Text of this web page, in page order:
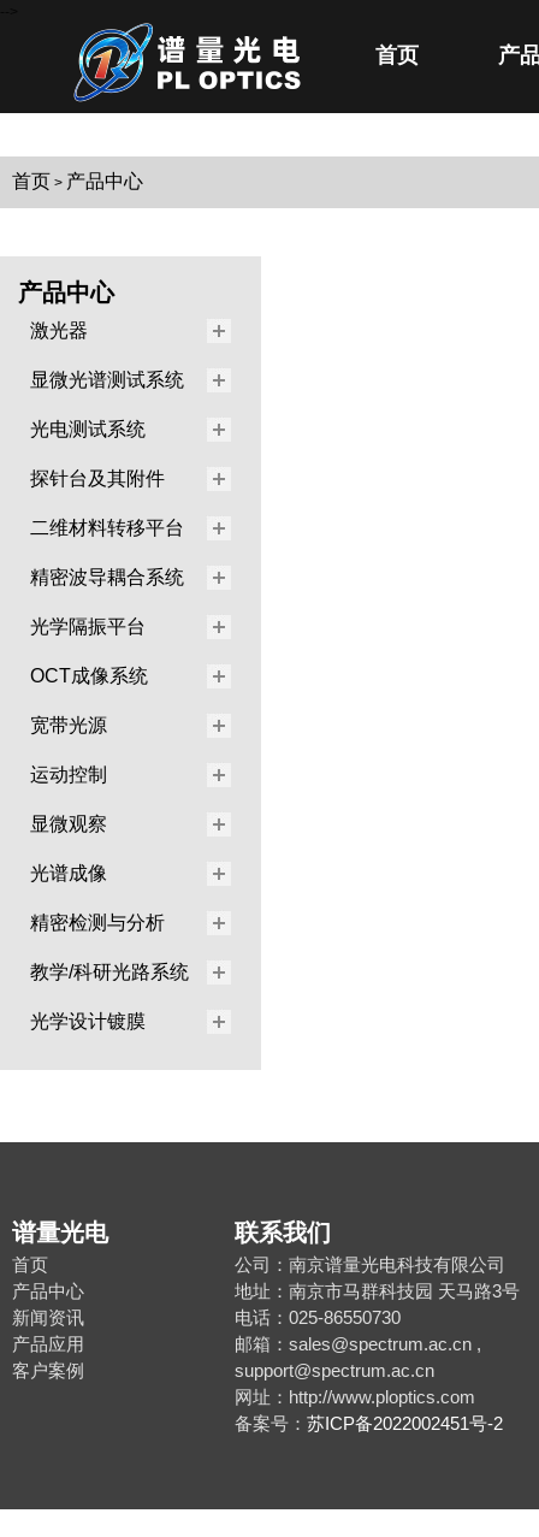
首页 产
首页 > 产品中心
产品中心
激光器
显微光谱测试系统
光电测试系统
探针台及其附件
二维材料转移平台
精密波导耦合系统
光学隔振平台
OCT成像系统
宽带光源
运动控制
显微观察
光谱成像
精密检测与分析
教学/科研光路系统
光学设计镀膜
谱量光电
首页
产品中心
新闻资讯
产品应用
客户案例
联系我们
公司：南京谱量光电科技有限公司
地址：南京市马群科技园 天马路3号
电话：025-86550730
邮箱：sales@spectrum.ac.cn ,
support@spectrum.ac.cn
网址：http://www.ploptics.com
备案号： 苏ICP备2022002451号-2